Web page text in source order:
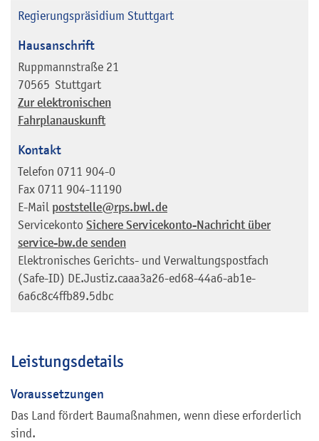
Regierungspräsidium Stuttgart
Hausanschrift
Ruppmannstraße 21
70565 Stuttgart
Zur elektronischen
Fahrplanauskunft
Kontakt
Telefon 0711 904-0
Fax 0711 904-11190
E-Mail poststelle@rps.bwl.de
Servicekonto Sichere Servicekonto-Nachricht über
service-bw.de senden
Elektronisches Gerichts- und Verwaltungspostfach
(Safe-ID) DE.Justiz.caaa3a26-ed68-44a6-ab1e-
6a6c8c4ffb89.5dbc
Leistungsdetails
Voraussetzungen
Das Land fördert Baumaßnahmen, wenn diese erforderlich
sind.